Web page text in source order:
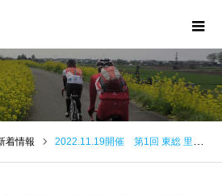
着情報 2022.11.19開催 第1回 東総 里山・里海サイクリング～東庄から飯岡灯台へGO!～